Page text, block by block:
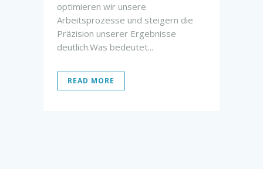
optimieren wir unsere
Arbeitsprozesse und steigern die
Präzision unserer Ergebnisse
deutlich.Was bedeutet...
READ MORE